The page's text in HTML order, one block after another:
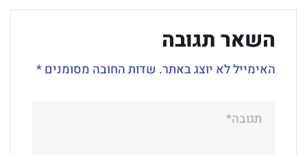
השאר תגובה
האימייל לא יוצג באתר. שדות החובה מסומנים*